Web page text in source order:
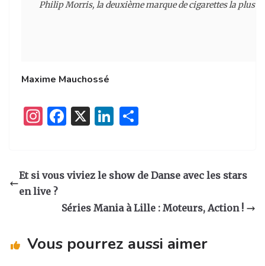
Philip Morris, la deuxième marque de cigarettes la plus
Maxime Mauchossé
I
a
g
F
e
o
k
X
Li
e
n
g
Et si vous viviez le show de Danse avec les stars
en live ?
Séries Mania à Lille : Moteurs, Action !
Vous pourrez aussi aimer